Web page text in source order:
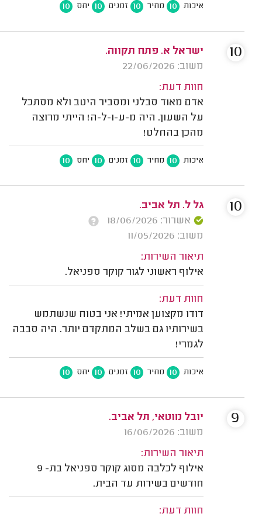
איכות 10 מחיר 10 זמנים 10 יחס 10
ישראל א. פתח תקווה.
משוב: 22/06/2026
חוות דעת:
אדם מאוד סבלני ומסביר היטב ולא מסתכל
על השעון. היה מ-ע-ו-ל-ה! הייתי מרוצה
מהכן בהחלט!
איכות 10 מחיר 10 זמנים 10 יחס 10
10
גל ל. תל אביב.
אשרור: 18/06/2026
משוב: 11/05/2026
תיאור השירות:
אילוף ראשוני לגור קוקר ספניאל.
חוות דעת:
דודו מקצוען אמיתי! אני בטוח שנשתמש
בשירותיו גם בשלב המתקדם יותר. היה סבבה
לגמרי!
איכות 10 מחיר 10 זמנים 10 יחס 10
10
יובל מוטאי, תל אביב.
משוב: 16/06/2026
תיאור השירות:
אילוף לכלבה מסוג קוקר ספניאל בת- 9
חודשים בשירות עד הבית.
חוות דעת:
9